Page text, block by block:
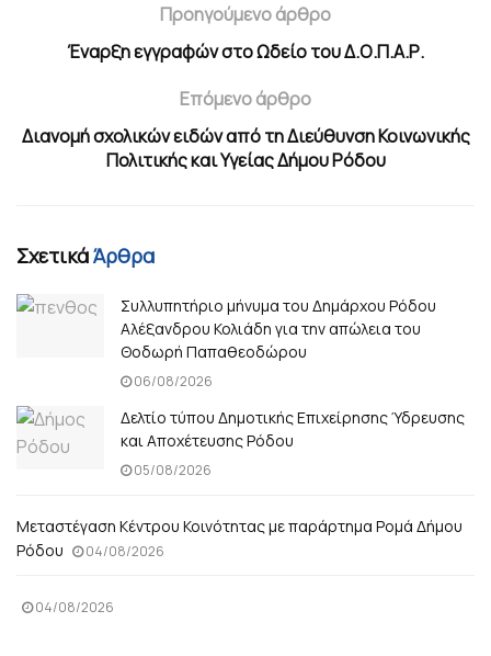
Προηγούμενο άρθρο
Έναρξη εγγραφών στο Ωδείο του Δ.Ο.Π.Α.Ρ.
Επόμενο άρθρο
Διανομή σχολικών ειδών από τη Διεύθυνση Κοινωνικής
Πολιτικής και Υγείας Δήμου Ρόδου
ΣχετικάΆρθρα
Συλλυπητήριο μήνυμα του Δημάρχου Ρόδου
Αλέξανδρου Κολιάδη για την απώλεια του
Θοδωρή Παπαθεοδώρου
06/08/2026
Δελτίο τύπου Δημοτικής Επιχείρησης Ύδρευσης
και Αποχέτευσης Ρόδου
05/08/2026
Μεταστέγαση Κέντρου Κοινότητας με παράρτημα Ρομά Δήμου
Ρόδου
04/08/2026
04/08/2026